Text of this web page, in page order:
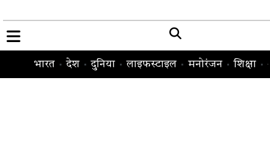
भारत देश दुनिया लाइफस्टाइल मनोरंजन शिक्षा